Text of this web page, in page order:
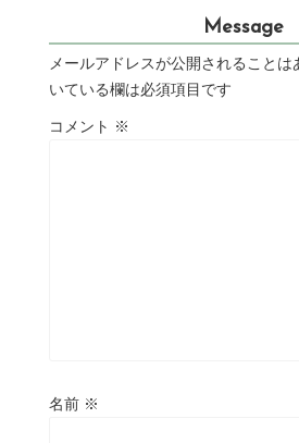
Message
メールアドレスが公開されることは
いている欄は必須項目です
コメント ※
名前 ※